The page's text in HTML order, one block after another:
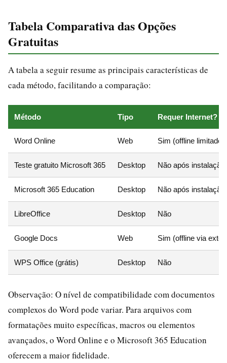
Tabela Comparativa das Opções
Gratuitas
A tabela a seguir resume as principais características de
cada método, facilitando a comparação:
Método Tipo Requer Internet?
Word Online Web Sim (offline limitado)
Teste gratuito Microsoft 365 Desktop Não após instalação
Microsoft 365 Education Desktop Não após instalação
LibreOffice Desktop Não
Google Docs Web Sim (offline via
WPS Office (grátis) Desktop Não
Observação: O nível de compatibilidade com documentos
complexos do Word pode variar. Para arquivos com
formatações muito específicas, macros ou elementos
avançados, o Word Online e o Microsoft 365 Education
oferecem a maior fidelidade.